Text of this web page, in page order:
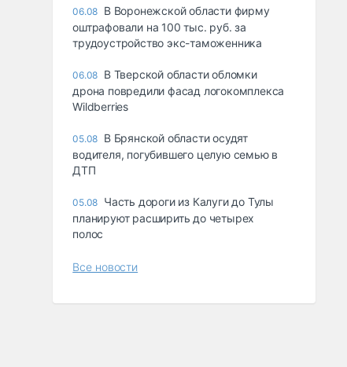
06.08 В Воронежской области фирму
оштрафовали на 100 тыс. руб. за
трудоустройство экс-таможенника
06.08 В Тверской области обломки
дрона повредили фасад логокомплекса
Wildberries
05.08 В Брянской области осудят
водителя, погубившего целую семью в
ДТП
05.08 Часть дороги из Калуги до Тулы
планируют расширить до четырех
полос
Все новости